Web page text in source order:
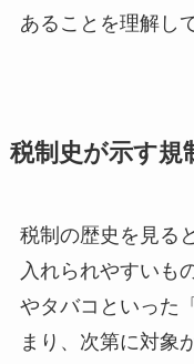
あることを理解し
税制史が示す規
税制の歴史を見る
入れられやすいも
やタバコといった
まり、次第に対象